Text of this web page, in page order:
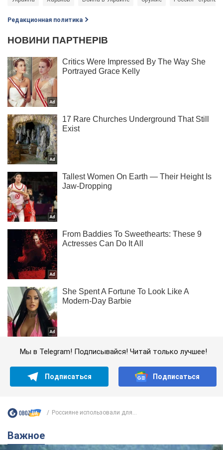
Редакционная политика
Мы в Telegram! Подписывайся! Читай только лучшее!
Подписаться Подписаться
Россияне использовали для...
Важное